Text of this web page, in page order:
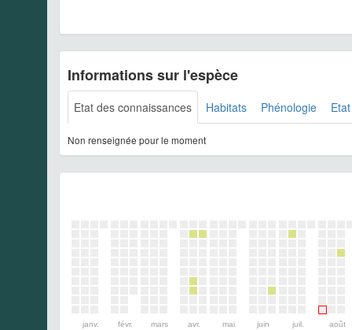
Informations sur l'espèce
Etat des connaissances Habitats Phénologie
Non renseignée pour le moment
janv. févr. mars avr. mai juin juil. août